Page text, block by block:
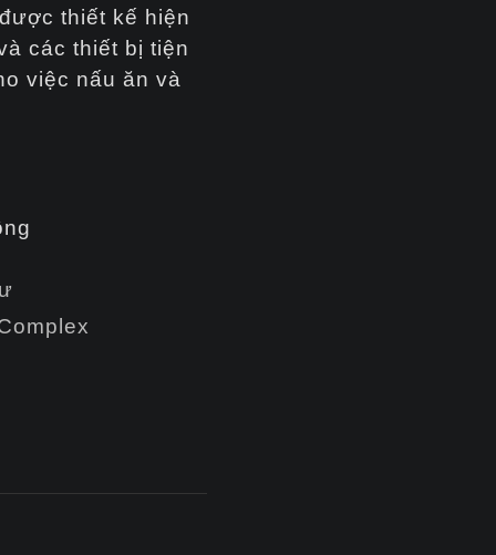
thiết kế hiện
các thiết bị tiện
việc nấu ăn và